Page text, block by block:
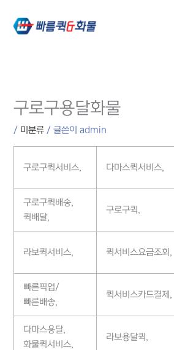
건너뛰기
구로구용달화물
/ 미분류 / 글쓴이admin
구로구퀵서비스, 다마스퀵서비스,
구로구퀵배송,
퀵배달,
구로구퀵,
라보퀵서비스, 퀵서비스요금조회,
빠른픽업/
빠른배송,
퀵서비스카드결제,
다마스용달,
화물퀵서비스,
라보용달퀵,